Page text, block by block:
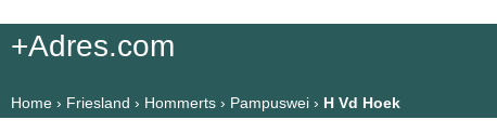
+Adres.com
Home› Friesland › Hommerts› Pampuswei› H Vd Hoek